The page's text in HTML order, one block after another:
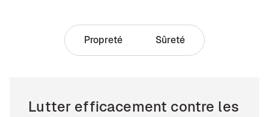
Propreté Sûreté
Lutter efficacement contre les